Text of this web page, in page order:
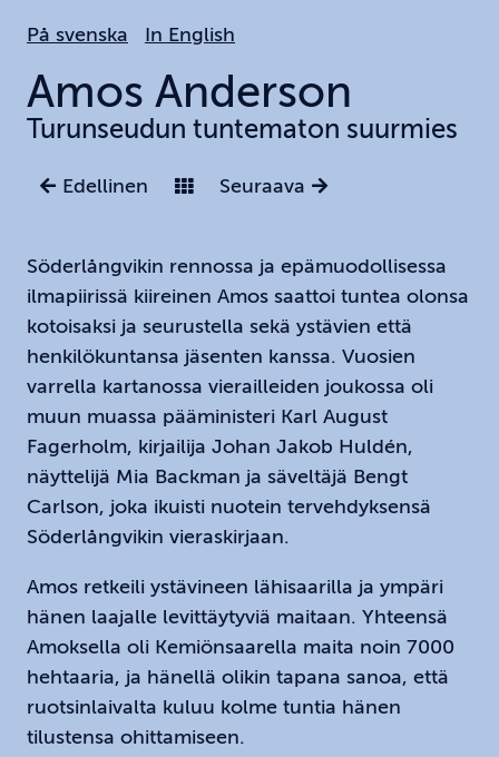
huvudinnehållet
På svenska In English
Amos Anderson
Turunseudun tuntematon suurmies
Edellinen Seuraava
Söderlångvikin rennossa ja epämuodollisessa
ilmapiirissä kiireinen Amos saattoi tuntea olonsa
kotoisaksi ja seurustella sekä ystävien että
henkilökuntansa jäsenten kanssa. Vuosien
varrella kartanossa vierailleiden joukossa oli
muun muassa pääministeri Karl August
Fagerholm, kirjailija Johan Jakob Huldén,
näyttelijä Mia Backman ja säveltäjä Bengt
Carlson, joka ikuisti nuotein tervehdyksensä
Söderlångvikin vieraskirjaan.
Amos retkeili ystävineen lähisaarilla ja ympäri
hänen laajalle levittäytyviä maitaan. Yhteensä
Amoksella oli Kemiönsaarella maita noin 7000
hehtaaria, ja hänellä olikin tapana sanoa, että
ruotsinlaivalta kuluu kolme tuntia hänen
tilustensa ohittamiseen.